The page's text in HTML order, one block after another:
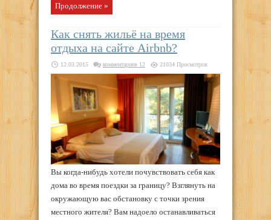
Продолжение »
Как снять жильё на время
отдыха на сайте Airbnb?
12.03.2015 комментариев 12 21034 Просмотров
Вы когда-нибудь хотели почувствовать себя как
дома во время поездки за границу? Взглянуть на
окружающую вас обстановку с точки зрения
местного жителя? Вам надоело останавливаться